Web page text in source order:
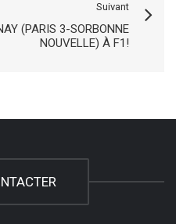
Suivant
(PARIS 3-SORBONNE
NOUVELLE) À F1!